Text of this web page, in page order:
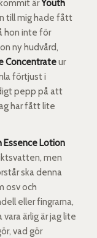
ärYouth
till mig hade fått
hon inte för
ny hudvård,
Concentrateur
förtjust i
pepp på att
har fått lite
Essence Lotion
men
ska denna
osv och
eller fingrarna,
ärlig är jag lite
vad gör